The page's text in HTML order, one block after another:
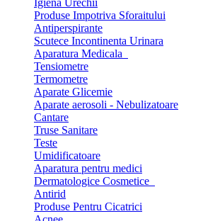
Igiena Urechii
Produse Impotriva Sforaitului
Antiperspirante
Scutece Incontinenta Urinara
Aparatura Medicala
Tensiometre
Termometre
Aparate Glicemie
Aparate aerosoli - Nebulizatoare
Cantare
Truse Sanitare
Teste
Umidificatoare
Aparatura pentru medici
Dermatologice Cosmetice
Antirid
Produse Pentru Cicatrici